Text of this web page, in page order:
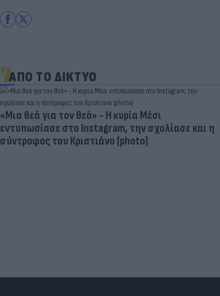
ΑΠΟ ΤΟ ΔΙΚΤΥΟ
«Μια θεά για τον θεό» - Η κυρία Μέσι
εντυπωσίασε στο Instagram, την σχολίασε και η
σύντροφος του Κριστιάνο (photo)